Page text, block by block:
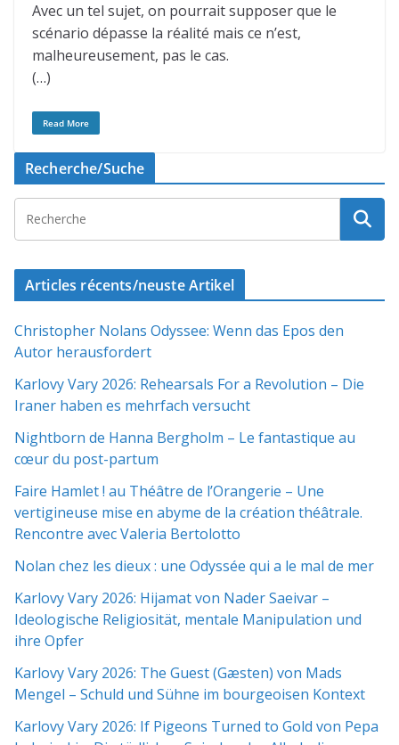
Avec un tel sujet, on pourrait supposer que le
scénario dépasse la réalité mais ce n’est,
malheureusement, pas le cas.
(…)
Read More
Recherche/Suche
Articles récents/neuste Artikel
Christopher Nolans Odyssee: Wenn das Epos den
Autor herausfordert
Karlovy Vary 2026: Rehearsals For a Revolution – Die
Iraner haben es mehrfach versucht
Nightborn de Hanna Bergholm – Le fantastique au
cœur du post-partum
Faire Hamlet ! au Théâtre de l’Orangerie – Une
vertigineuse mise en abyme de la création théâtrale.
Rencontre avec Valeria Bertolotto
Nolan chez les dieux : une Odyssée qui a le mal de mer
Karlovy Vary 2026: Hijamat von Nader Saeivar​​ –
Ideologische Religiosität, mentale Manipulation und
ihre Opfer
Karlovy Vary 2026: The Guest (Gæsten) von Mads
Mengel – Schuld und Sühne im bourgeoisen Kontext
Karlovy Vary 2026: If Pigeons Turned to Gold von Pepa